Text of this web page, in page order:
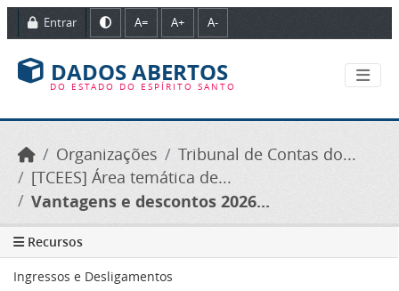
Ir para o conteúdo principal
Entrar A= A+ A-
DADOS ABERTOS
DO ESTADO DO ESPÍRITO SANTO
Organizações
Tribunal de Contas do...
[TCEES] Área temática de...
Vantagens e descontos 2026...
Recursos
Ingressos e Desligamentos